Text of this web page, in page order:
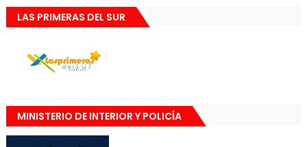
LAS PRIMERAS DEL SUR
MINISTERIO DE INTERIOR Y POLICÍA